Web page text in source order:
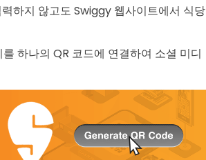
하지 않고도 Swiggy 웹사이트에서 식당
하나의 QR 코드에 연결하여 소셜 미디